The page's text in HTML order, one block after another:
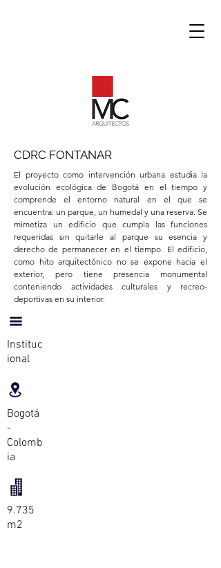
CDRC FONTANAR
El proyecto como intervención urbana estudia la
evolución ecológica de Bogotá en el tiempo y
comprende el entorno natural en el que se
encuentra: un parque, un humedal y una reserva. Se
mimetiza un edificio que cumpla las funciones
requeridas sin quitarle al parque su esencia y
derecho de permanecer en el tiempo. El edificio,
como hito arquitectónico no se expone hacia el
exterior, pero tiene presencia monumental
conteniendo actividades culturales y recreo-
deportivas en su interior.
Instituc
ional
Bogotá
-
Colomb
ia
9.735
m2